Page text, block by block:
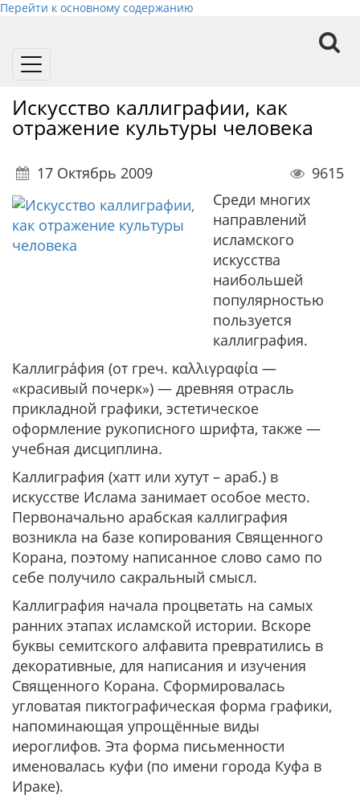
Перейти к основному содержанию
Toggle
Искусство каллиграфии, как
отражение культуры человека
17 Октябрь 2009
9615
Среди многих
направлений
исламского
искусства
наибольшей
популярностью
пользуется
каллиграфия.
Каллигра́фия (от греч. καλλιγραφία —
«красивый почерк») — древняя отрасль
прикладной графики, эстетическое
оформление рукописного шрифта, также —
учебная дисциплина.
Каллиграфия (хатт или хутут – араб.) в
искусстве Ислама занимает особое место.
Первоначально арабская каллиграфия
возникла на базе копирования Священного
Корана, поэтому написанное слово само по
себе получило сакральный смысл.
Каллиграфия начала процветать на самых
ранних этапах исламской истории. Вскоре
буквы семитского алфавита превратились в
декоративные, для написания и изучения
Священного Корана. Сформировалась
угловатая пиктографическая форма графики,
напоминающая упрощённые виды
иероглифов. Эта форма письменности
именовалась куфи (по имени города Куфа в
Ираке).